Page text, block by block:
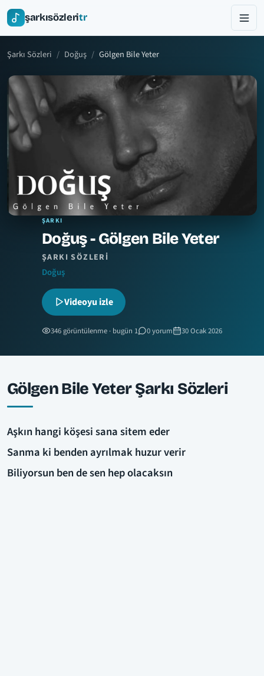
şarkısözleritr
Şarkı Sözleri Doğuş Gölgen Bile Yeter
ŞARKI
Doğuş - Gölgen Bile Yeter
ŞARKI SÖZLERI
Doğuş
Videoyu izle
346 görüntülenme · bugün 1 0 yorum 30 Ocak 2026
Gölgen Bile Yeter Şarkı Sözleri
Aşkın hangi köşesi sana sitem eder
Sanma ki benden ayrılmak huzur verir
Biliyorsun ben de sen hep olacaksın